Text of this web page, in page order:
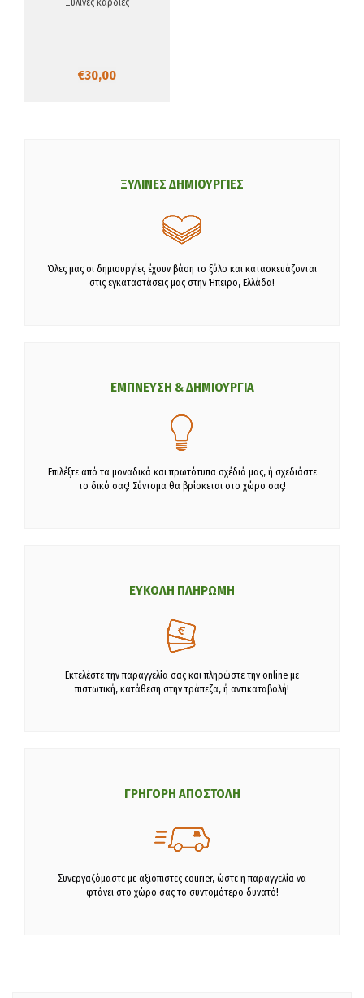
€30,00
ΞΥΛΙΝΕΣ ΔΗΜΙΟΥΡΓΙΕΣ
Όλες μας οι δημιουργίες έχουν βάση το ξύλο και κατασκευάζονται
στις εγκαταστάσεις μας στην Ήπειρο, Ελλάδα!
ΕΜΠΝΕΥΣΗ & ΔΗΜΙΟΥΡΓΙΑ
Επιλέξτε από τα μοναδικά και πρωτότυπα σχέδιά μας, ή σχεδιάστε
το δικό σας! Σύντομα θα βρίσκεται στο χώρο σας!
ΕΥΚΟΛΗ ΠΛΗΡΩΜΗ
Εκτελέστε την παραγγελία σας και πληρώστε την online με
πιστωτική, κατάθεση στην τράπεζα, ή αντικαταβολή!
ΓΡΗΓΟΡΗ ΑΠΟΣΤΟΛΗ
Συνεργαζόμαστε με αξιόπιστες courier, ώστε η παραγγελία να
φτάνει στο χώρο σας το συντομότερο δυνατό!